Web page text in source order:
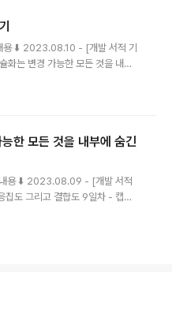
⬇️ 2023.08.10 - [개발 서적 기
는 변경 가능한 모든 것을 내부
2023.08.09 - [개발 서적 기
경에 취약한 이유 데이터 중심
하도록 강요한다. 데이터 중심
한 모든 것을 내부에 숨긴
용 ⬇️ 2023.08.09 - [개발 서적
도 그리고 결합도 9일차 - 캡슐
호] - 8일차 - 추상화를 통한 역
하기 위해서다. 객체 내부에 저